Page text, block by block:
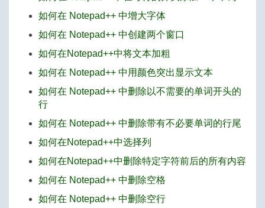
如何在 Notepad++ 中增大字体
如何在 Notepad++ 中创建两个窗口
如何在Notepad++中将文本加粗
如何在 Notepad++ 中用颜色突出显示文本
如何在 Notepad++ 中删除以不需要的单词开头的
行
如何在 Notepad++ 中删除带有不必要单词的行尾
如何在Notepad++中选择列
如何在Notepad++中删除特定字符前后的所有内容
如何在 Notepad++ 中删除空格
如何在 Notepad++ 中删除空行